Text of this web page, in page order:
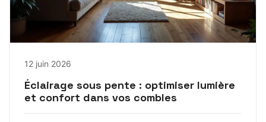
12 juin 2026
Éclairage sous pente : optimiser lumière
et confort dans vos combles